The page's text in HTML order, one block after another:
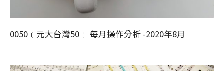
0050﹝元大台灣50﹞ 每月操作分析 -2020年8月